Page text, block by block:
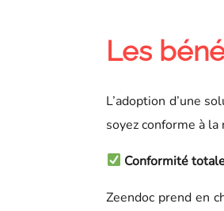
Les
L’adoption d’une
soyez conforme à
Conformité
Zeendoc prend en